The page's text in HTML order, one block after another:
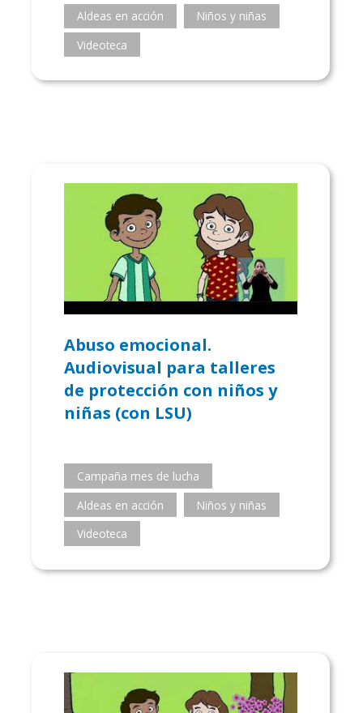
Aldeas en acción
Niños y niñas
Videoteca
Abuso emocional.
Audiovisual para talleres
de protección con niños y
niñas (con LSU)
Campaña mes de lucha
Aldeas en acción
Niños y niñas
Videoteca